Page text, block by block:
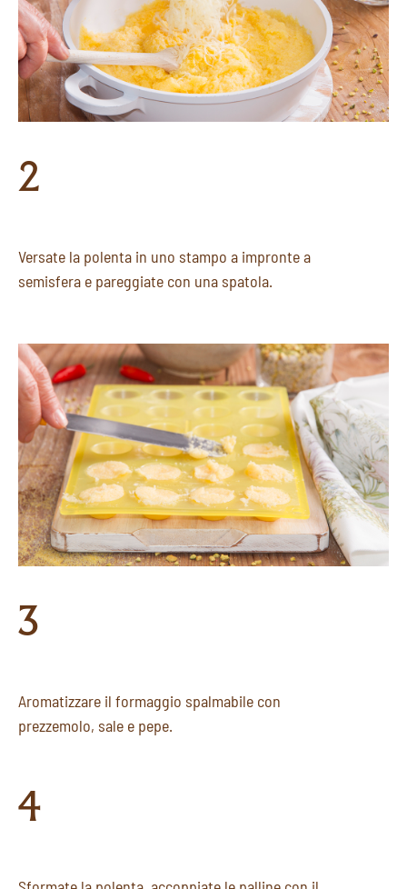
2
Versate la polenta in uno stampo a impronte a
semisfera e pareggiate con una spatola.
3
Aromatizzare il formaggio spalmabile con
prezzemolo, sale e pepe.
4